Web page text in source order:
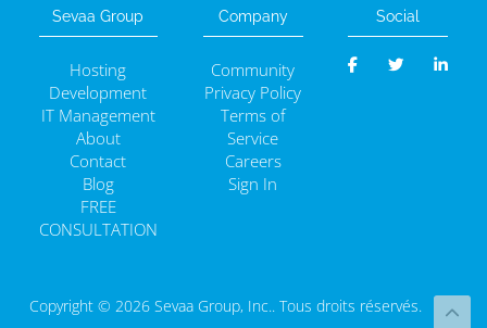
Sevaa Group
Hosting
Development
IT Management
About
Contact
Blog
FREE
CONSULTATION
Company
Community
Privacy Policy
Terms of
Service
Careers
Sign In
Social
Copyright © 2026 Sevaa Group, Inc.. Tous droits réservés.